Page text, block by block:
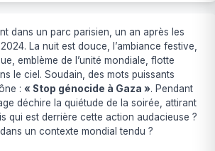
dans un parc parisien, un an après les
La nuit est douce, l’ambiance festive,
emblème de l’unité mondiale, flotte
le ciel. Soudain, des mots puissants
:« Stop génocide à Gaza ». Pendant
déchire la quiétude de la soirée, attirant
qui est derrière cette action audacieuse ?
un contexte mondial tendu ?